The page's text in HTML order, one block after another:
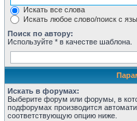
Искать все слова
Искать любое слово/поиск с
Поиск по автору:
Используйте * в качестве шаблона.
Искать в форумах:
Выберите форум или форумы, в
подфорумах производится
соответствующую опцию ниже.